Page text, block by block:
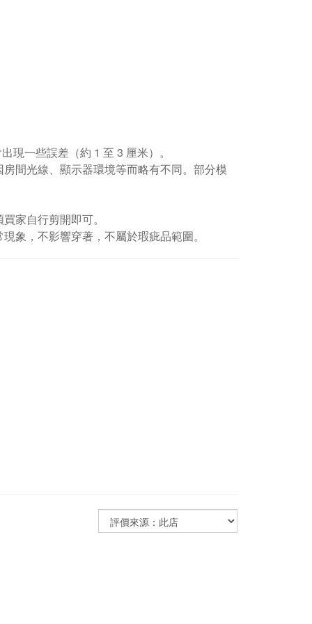
現一些誤差（約 1 至 3 厘米）。
間光線、顯示器環境等而略有不同。部分模
家自行剪開即可。
象，不影響穿著，不屬於瑕疵品範圍。